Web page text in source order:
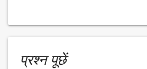
प्रश्न पूछें